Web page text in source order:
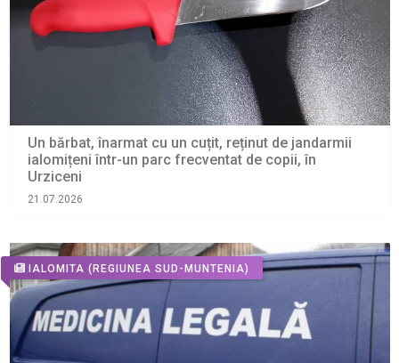
Un bărbat, înarmat cu un cuțit, reținut de jandarmii
ialomițeni într-un parc frecventat de copii, în
Urziceni
21.07.2026
IALOMITA (REGIUNEA SUD-MUNTENIA)